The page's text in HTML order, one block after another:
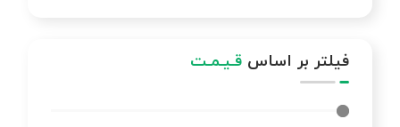
فیلتر بر اساس قـیـمـت